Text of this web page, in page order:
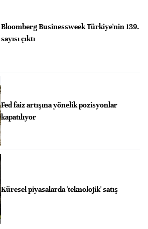
Bloomberg Businessweek Türkiye'nin 139.
sayısı çıktı
Fed faiz artışına yönelik pozisyonlar
kapatılıyor
Küresel piyasalarda 'teknolojik' satış